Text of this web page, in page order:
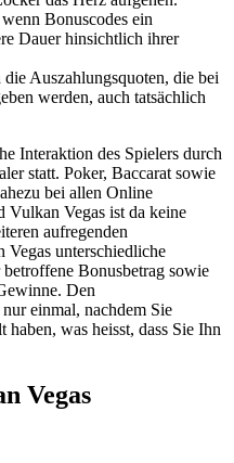
Bonuscodes ein
Dauer hinsichtlich ihrer
Auszahlungsquoten, die bei
werden, auch tatsächlich
Interaktion des Spielers durch
statt. Poker, Baccarat sowie
bei allen Online
Vulkan Vegas ist da keine
aufregenden
unterschiedliche
Bonusbetrag sowie
Den
einmal, nachdem Sie
haben, was heisst, dass Sie Ihn
Vegas